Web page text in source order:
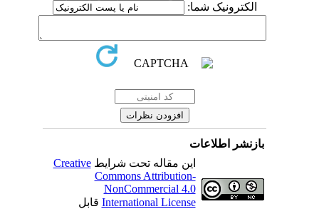
الکترونیک شما:
بازنشر اطلاعات
این مقاله تحت شرایطCreative
Commons Attribution-
NonCommercial 4.0
International Licenseقابل